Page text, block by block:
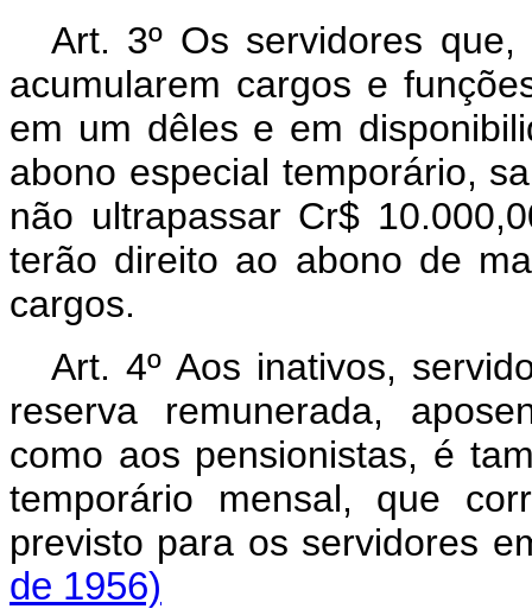
Art. 3º Os servidores
acumularem cargos e
em um dêles e em
abono especial temporário,
não ultrapassar Cr$
terão direito ao abono de
cargos.
Art. 4º Aos inativos,
reserva remunerada,
como aos pensionistas, é
temporário mensal, que
previsto para os
de 1956)